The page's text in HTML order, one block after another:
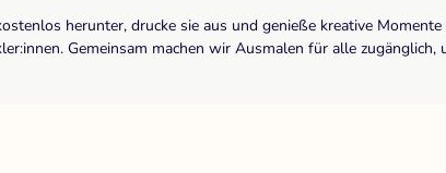
herunter, drucke sie aus und genieße kreative
Gemeinsam machen wir Ausmalen für alle